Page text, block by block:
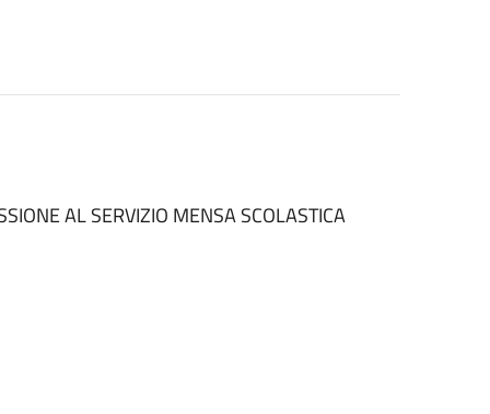
AL SERVIZIO MENSA SCOLASTICA